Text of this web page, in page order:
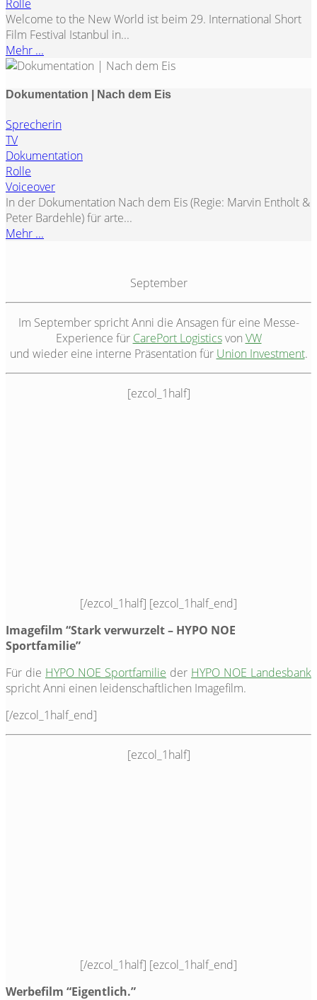
Rolle
Welcome to the New World ist beim 29. International Short
Film Festival Istanbul in...
Mehr ...
Dokumentation | Nach dem Eis
Sprecherin
TV
Dokumentation
Rolle
Voiceover
In der Dokumentation Nach dem Eis (Regie: Marvin Entholt &
Peter Bardehle) für arte...
Mehr ...
September
Im September spricht Anni die Ansagen für eine Messe-
Experience für CarePort Logisticsvon VW
und wieder eine interne Präsentation für Union Investment.
[ezcol_1half]
[/ezcol_1half] [ezcol_1half_end]
Imagefilm “Stark verwurzelt – HYPO NOE
Sportfamilie”
Für die HYPO NOE Sportfamilie der HYPO NOE Landesbank
spricht Anni einen leidenschaftlichen Imagefilm.
[/ezcol_1half_end]
[ezcol_1half]
[/ezcol_1half] [ezcol_1half_end]
Werbefilm “Eigentlich.”